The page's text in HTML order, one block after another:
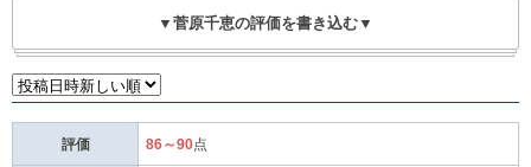
▼菅原千恵の評価を書き込む▼
評価 86～90点